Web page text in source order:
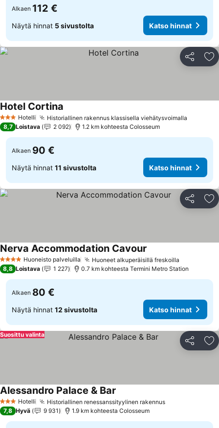
Alkaen 112 €
Näytä hinnat 5 sivustolta Katso hinnat
Jaa
3 Tähtiluokitus
Hotelli Historiallinen rakennus klassisella viehätysvoimalla
Hotel Cortina
8,7 Loistava 2 092 1.2 km kohteesta Colosseum
Alkaen 90 €
Näytä hinnat 11 sivustolta Katso hinnat
Jaa
4 TähtiluokitusHuoneisto palveluilla Huoneet alkuperäisillä freskoilla
Nerva Accommodation Cavour
8,8 Loistava 1 227 0.7 km kohteesta Termini Metro Station
Alkaen 80 €
Näytä hinnat 12 sivustolta Katso hinnat
Jaa
Suosittu valinta
3 Tähtiluokitus
Hotelli Historiallinen renessanssityylinen rakennusKatso hinnat
Alessandro Palace & Bar
7,8 Hyvä 9 931 1.9 km kohteesta Colosseum